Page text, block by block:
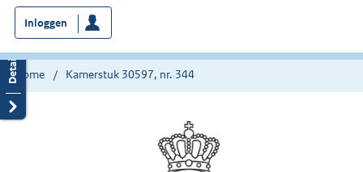
bent
nu
hier:
Inloggen
Home Kamerstuk 30597, nr. 344